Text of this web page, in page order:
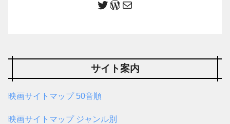
サイト案内
映画サイトマップ 50音順
映画サイトマップ ジャンル別